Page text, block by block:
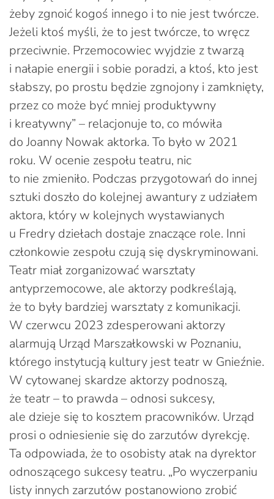
żeby zgnoić kogoś innego i to nie jest twórcze.
Jeżeli ktoś myśli, że to jest twórcze, to wręcz
przeciwnie. Przemocowiec wyjdzie z twarzą
i nałapie energii i sobie poradzi, a ktoś, kto jest
słabszy, po prostu będzie zgnojony i zamknięty,
przez co może być mniej produktywny
i kreatywny” – relacjonuje to, co mówiła
do Joanny Nowak aktorka. To było w 2021
roku. W ocenie zespołu teatru, nic
to nie zmieniło. Podczas przygotowań do innej
sztuki doszło do kolejnej awantury z udziałem
aktora, który w kolejnych wystawianych
u Fredry dziełach dostaje znaczące role. Inni
członkowie zespołu czują się dyskryminowani.
Teatr miał zorganizować warsztaty
antyprzemocowe, ale aktorzy podkreślają,
że to były bardziej warsztaty z komunikacji.
W czerwcu 2023 zdesperowani aktorzy
alarmują Urząd Marszałkowski w Poznaniu,
którego instytucją kultury jest teatr w Gnieźnie.
W cytowanej skardze aktorzy podnoszą,
że teatr – to prawda – odnosi sukcesy,
ale dzieje się to kosztem pracowników. Urząd
prosi o odniesienie się do zarzutów dyrekcję.
Ta odpowiada, że to osobisty atak na dyrektor
odnoszącego sukcesy teatru. „Po wyczerpaniu
listy innych zarzutów postanowiono zrobić